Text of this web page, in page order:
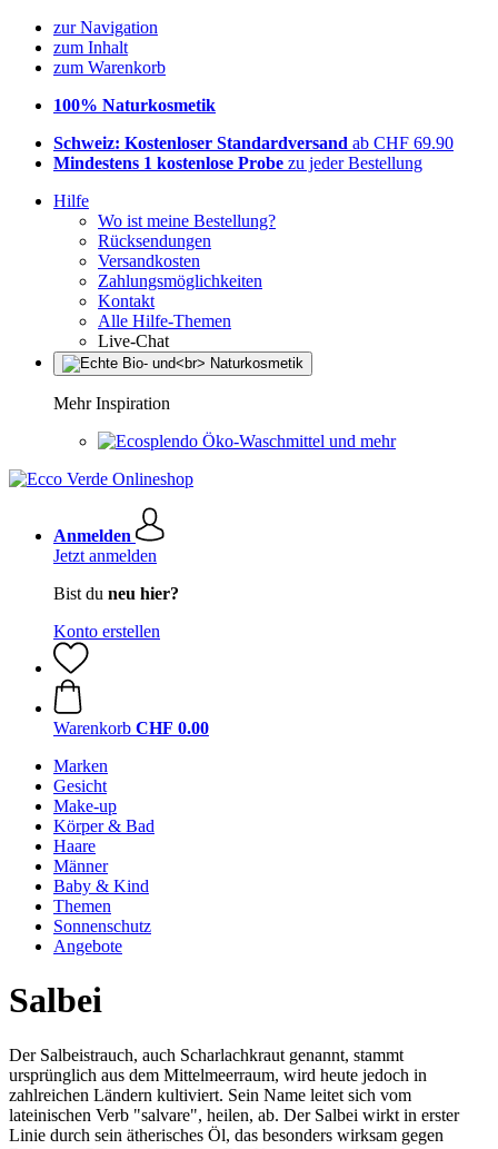
zur Navigation
zum Inhalt
zum Warenkorb
100% Naturkosmetik
Schweiz: Kostenloser Standardversand ab CHF 69.90
Mindestens 1 kostenlose Probe zu jeder Bestellung
Hilfe
Wo ist meine Bestellung?
Rücksendungen
Versandkosten
Zahlungsmöglichkeiten
Kontakt
Alle Hilfe-Themen
Live-Chat
Mehr Inspiration
Öko-Waschmittel und mehr
Anmelden
Jetzt anmelden
Bist du neu hier?
Konto erstellen
Warenkorb CHF 0.00
Marken
Gesicht
Make-up
Körper & Bad
Haare
Männer
Baby & Kind
Themen
Sonnenschutz
Angebote
Salbei
Der Salbeistrauch, auch Scharlachkraut genannt, stammt
ursprünglich aus dem Mittelmeerraum, wird heute jedoch in
zahlreichen Ländern kultiviert. Sein Name leitet sich vom
lateinischen Verb "salvare", heilen, ab. Der Salbei wirkt in erster
Linie durch sein ätherisches Öl, das besonders wirksam gegen